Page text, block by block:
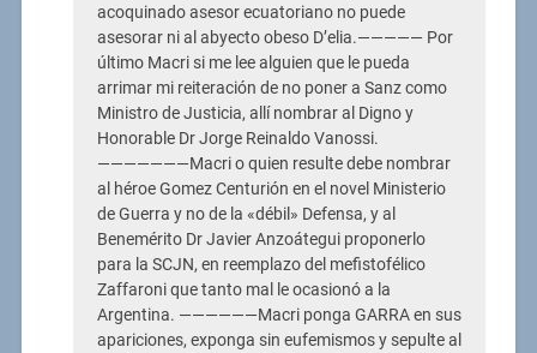
acoquinado asesor ecuatoriano no puede
asesorar ni al abyecto obeso D’elia.————— Por
último Macri si me lee alguien que le pueda
arrimar mi reiteración de no poner a Sanz como
Ministro de Justicia, allí nombrar al Digno y
Honorable Dr Jorge Reinaldo Vanossi.
———————Macri o quien resulte debe nombrar
al héroe Gomez Centurión en el novel Ministerio
de Guerra y no de la «débil» Defensa, y al
Benemérito Dr Javier Anzoátegui proponerlo
para la SCJN, en reemplazo del mefistofélico
Zaffaroni que tanto mal le ocasionó a la
Argentina. ——————Macri ponga GARRA en sus
apariciones, exponga sin eufemismos y sepulte al